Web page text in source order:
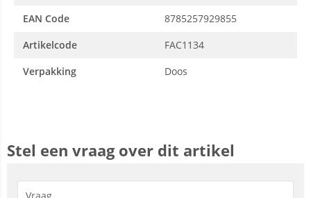
EAN Code
8785257929855
Artikelcode
FAC1134
Verpakking
Doos
Stel een vraag over dit artikel